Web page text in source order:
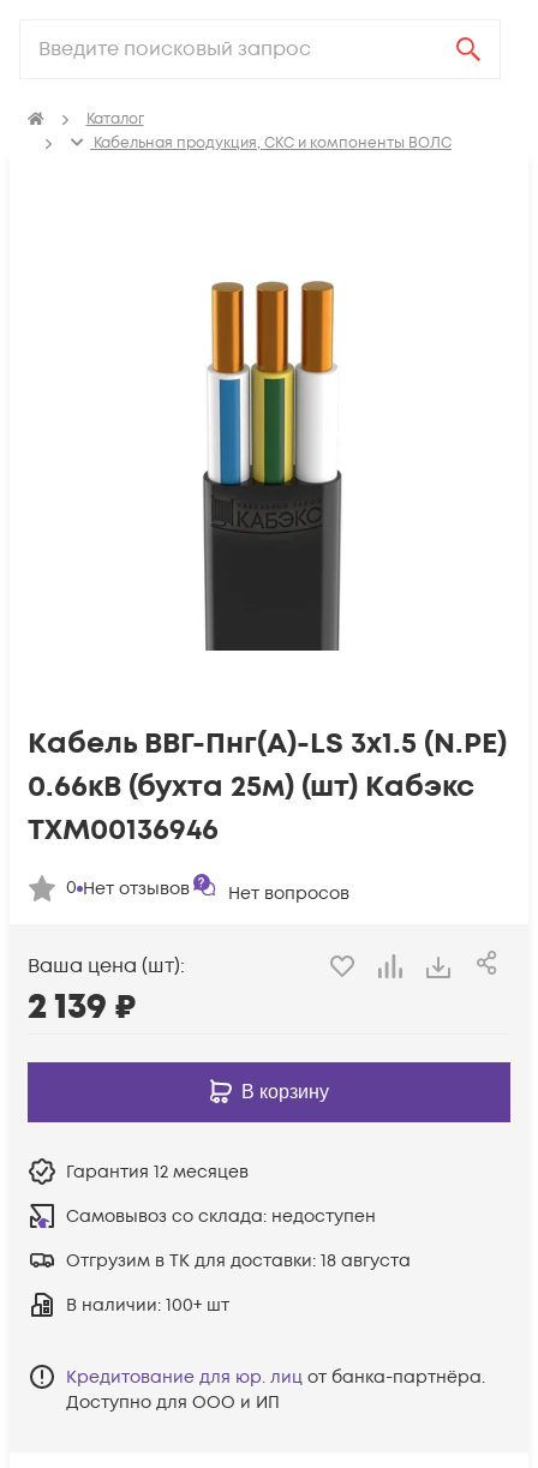
Каталог
Кабельная продукция, СКС и компоненты ВОЛС
Кабель ВВГ-Пнг(А)-LS 3х1.5 (N.PE)
0.66кВ (бухта 25м) (шт) Кабэкс
ТХМ00136946
0 Нет отзывов Нет вопросов
Ваша цена (шт):
2 139 ₽
В корзину
Гарантия 12 месяцев
Самовывоз со склада: недоступен
Отгрузим в ТК для доставки: 18 августа
В наличии: 100+ шт
Кредитование для юр. лиц от банка-партнёра.
Доступно для ООО и ИП